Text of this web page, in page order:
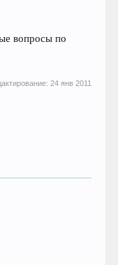
вопросы по
24 янв 2011